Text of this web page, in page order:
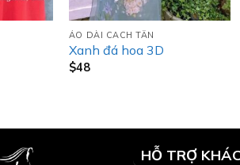
ÁO DÀI CACH TÂN
Xanh đá hoa 3D
$48
HỖ TRỢ